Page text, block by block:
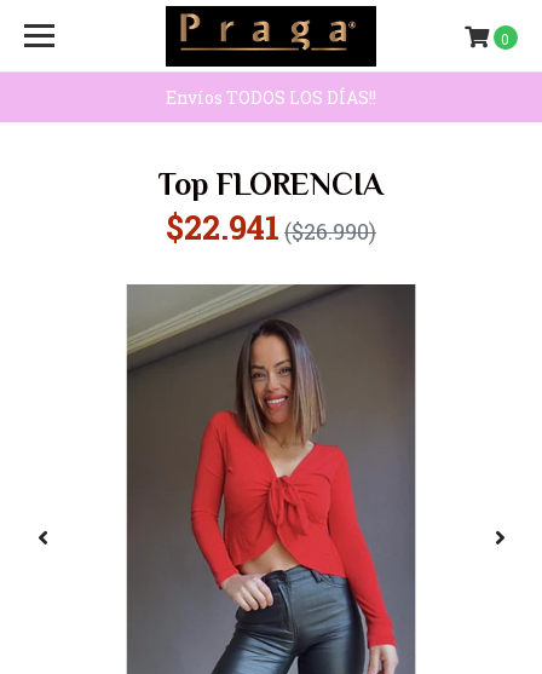
Envíos TODOS LOS DÍAS!!
0
Top FLORENCIA
$22.941 ($26.990)